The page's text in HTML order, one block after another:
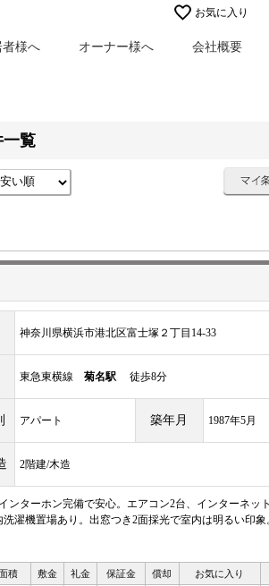
お気に入り
者様へ オーナー様へ 会社概要
一覧
神奈川県横浜市港北区富士塚２丁目14-33
東急東横線 菊名駅徒歩8分
アパート 築年月 1987年5月
2階建/木造
ターホン完備で安心。エアコン2台、インターネッ
濯機置場あり。出窓つき2面採光で室内は明るい印象
積 敷金 礼金 保証金 償却 お気に入り